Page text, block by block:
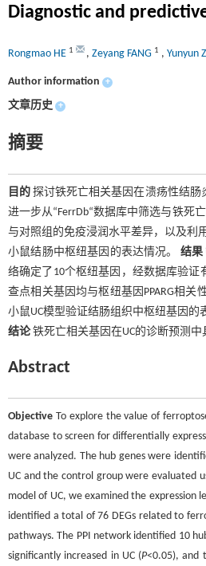
Diagnostic and
Rongmao HE 1 , Zeyang FANG 1 , Yunyun
Author information +
文章历史 +
摘要
目的 探讨铁死亡相关基因在溃疡性结肠
进一步从“FerrDb“数据库中筛选与铁死
与对照组的免疫浸润水平差异，以及利
小鼠结肠中枢纽基因的表达情况。 结果
络确定了10个枢纽基因，经数据库验证
查点相关基因均与枢纽基因PPARG相关
小鼠UC模型验证结肠组织中枢纽基因的
结论铁死亡相关基因在UC的诊断预测中
Abstract
Objective To explore the value of
database to screen for differentially
were analyzed. The hub genes were
UC and the control group were evaluated
model of UC, we examined the expression
identified a total of 76 DEGs related to
pathways. The PPI network identified 10
significantly increased in UC (P<0.05), and